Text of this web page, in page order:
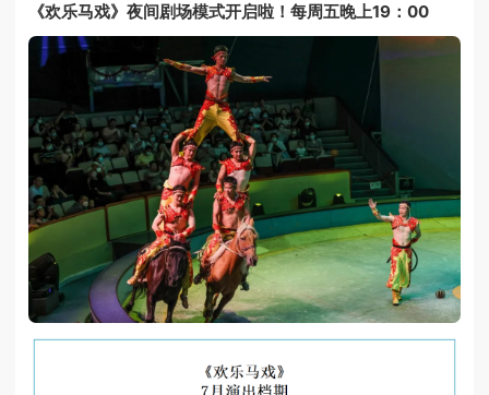
《欢乐马戏》夜间剧场模式开启啦！每周五晚上19：00